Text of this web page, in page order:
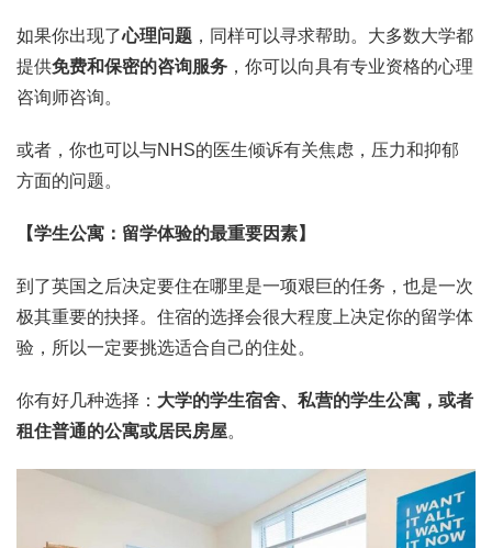
如果你出现了心理问题 ，同样可以寻求帮助。大多数大学都
提供免费和保密的咨询服务 ，你可以向具有专业资格的心理
咨询师咨询。
或者，你也可以与NHS的医生倾诉有关焦虑，压力和抑郁
方面的问题。
【学生公寓：留学体验的最重要因素】
到了英国之后决定要住在哪里是一项艰巨的任务，也是一次
极其重要的抉择。住宿的选择会很大程度上决定你的留学体
验，所以一定要挑选适合自己的住处。
你有好几种选择： 大学的学生宿舍、私营的学生公寓，或者
租住普通的公寓或居民房屋。